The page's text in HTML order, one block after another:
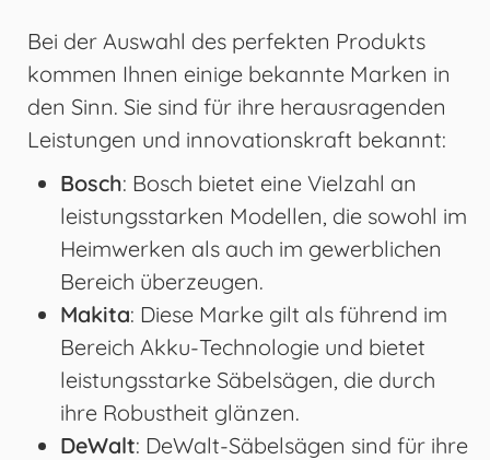
Bei der Auswahl des perfekten Produkts
kommen Ihnen einige bekannte Marken in
den Sinn. Sie sind für ihre herausragenden
Leistungen und innovationskraft bekannt:
Bosch: Bosch bietet eine Vielzahl an
leistungsstarken Modellen, die sowohl im
Heimwerken als auch im gewerblichen
Bereich überzeugen.
Makita: Diese Marke gilt als führend im
Bereich Akku-Technologie und bietet
leistungsstarke Säbelsägen, die durch
ihre Robustheit glänzen.
DeWalt: DeWalt-Säbelsägen sind für ihre